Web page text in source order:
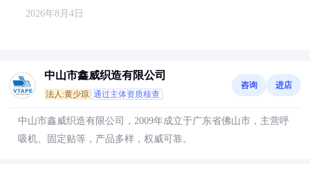
2026年8月4日
中山市鑫威织造有限公司
法人:黄少琼 通过主体资质核查
咨询 进店
中山市鑫威织造有限公司，2009年成立于广东省佛山市，主营呼
吸机、固定贴等，产品多样，权威可靠。